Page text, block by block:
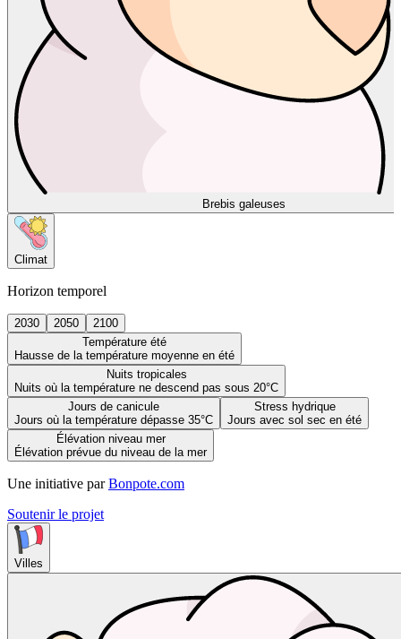
Brebis galeuses
Climat
Horizon temporel
2030 2050
2100
Température été
Hausse de la température moyenne en été
Nuits tropicales
Nuits où la température ne descend pas sous 20°C
Jours de canicule
Jours où la température dépasse 35°C
Stress hydrique
Jours avec sol sec en été
Élévation niveau mer
Élévation prévue du niveau de la mer
Une initiative par Bonpote.com
Soutenir le projet
Villes